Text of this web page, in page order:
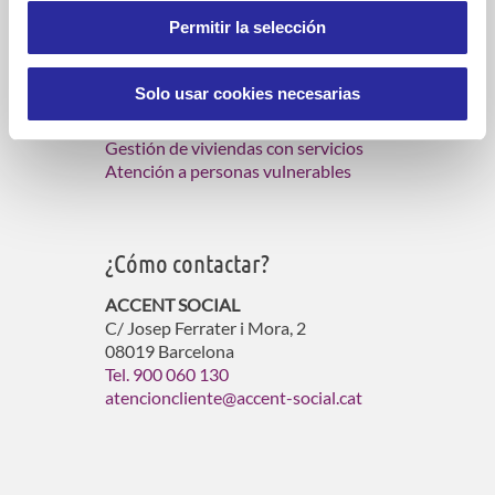
Permitir la selección
Solo usar cookies necesarias
¿Qué hacemos?
Servicios de atención domiciliaria
Gestión de residencias para mayores
Gestión de viviendas con servicios
Atención a personas vulnerables
¿Cómo contactar?
ACCENT SOCIAL
C/ Josep Ferrater i Mora, 2
08019 Barcelona
Tel. 900 060 130
atencioncliente@accent-social.cat